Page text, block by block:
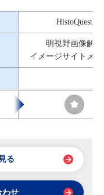
HistoQuest
明視野画像解析
イメージサイトメ
る
わせ